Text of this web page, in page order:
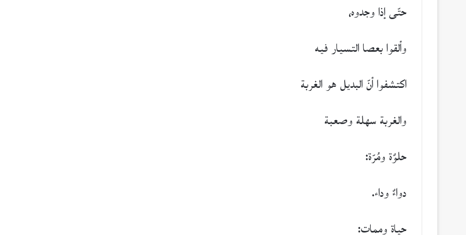
حتّى إذا وجدوه،
وألقوا بعصا التسيار فيه
اكتشفوا أنّ البديل هو الغربة
والغربة سهلة وصعبة
حلوٌة ومُرّة:
دواءٌ وداء.
حياة وممات: